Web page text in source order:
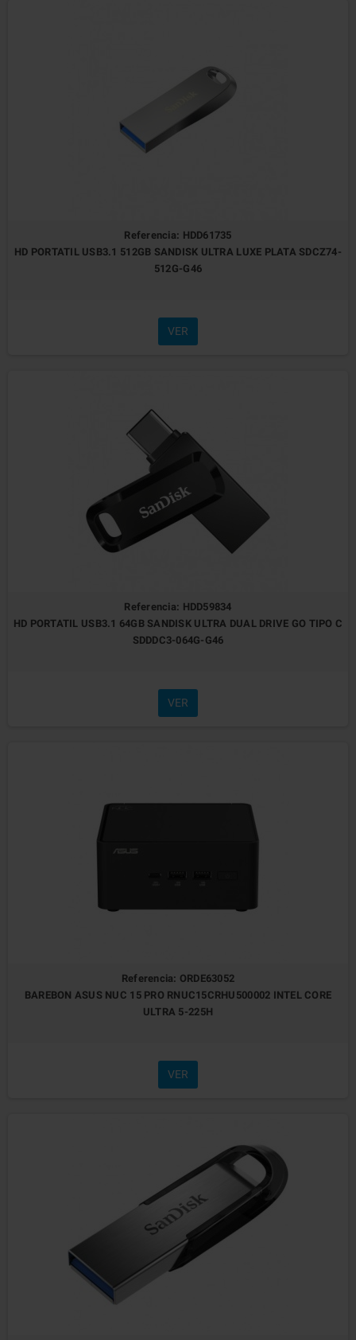
Referencia: HDD61735
HD PORTATIL USB3.1 512GB SANDISK ULTRA LUXE PLATA SDCZ74-
512G-G46
VER
Referencia: HDD59834
HD PORTATIL USB3.1 64GB SANDISK ULTRA DUAL DRIVE GO TIPO C
SDDDC3-064G-G46
VER
Referencia: ORDE63052
BAREBON ASUS NUC 15 PRO RNUC15CRHU500002 INTEL CORE
ULTRA 5-225H
VER